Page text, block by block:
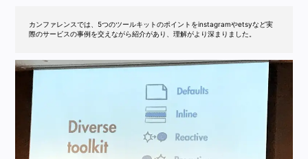
カンファレンスでは、5つのツールキットのポイントをinstagramやetsyなど実
際のサービスの事例を交えながら紹介があり、理解がより深まりました。